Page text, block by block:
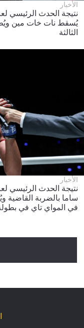
الأخبار
يُسقط نات خات مين
الثالثة
الأخبار
ساما بالضربة القاضية
في المواي تاي في